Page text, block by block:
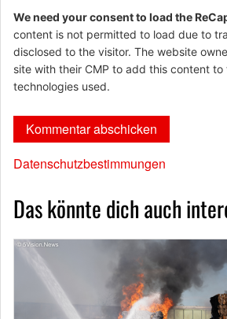
We need your consent to load the
content is not permitted to load due to
disclosed to the visitor. The website
site with their CMP to add this content to
technologies used.
Datenschutzbestimmungen
Das könnte dich auch